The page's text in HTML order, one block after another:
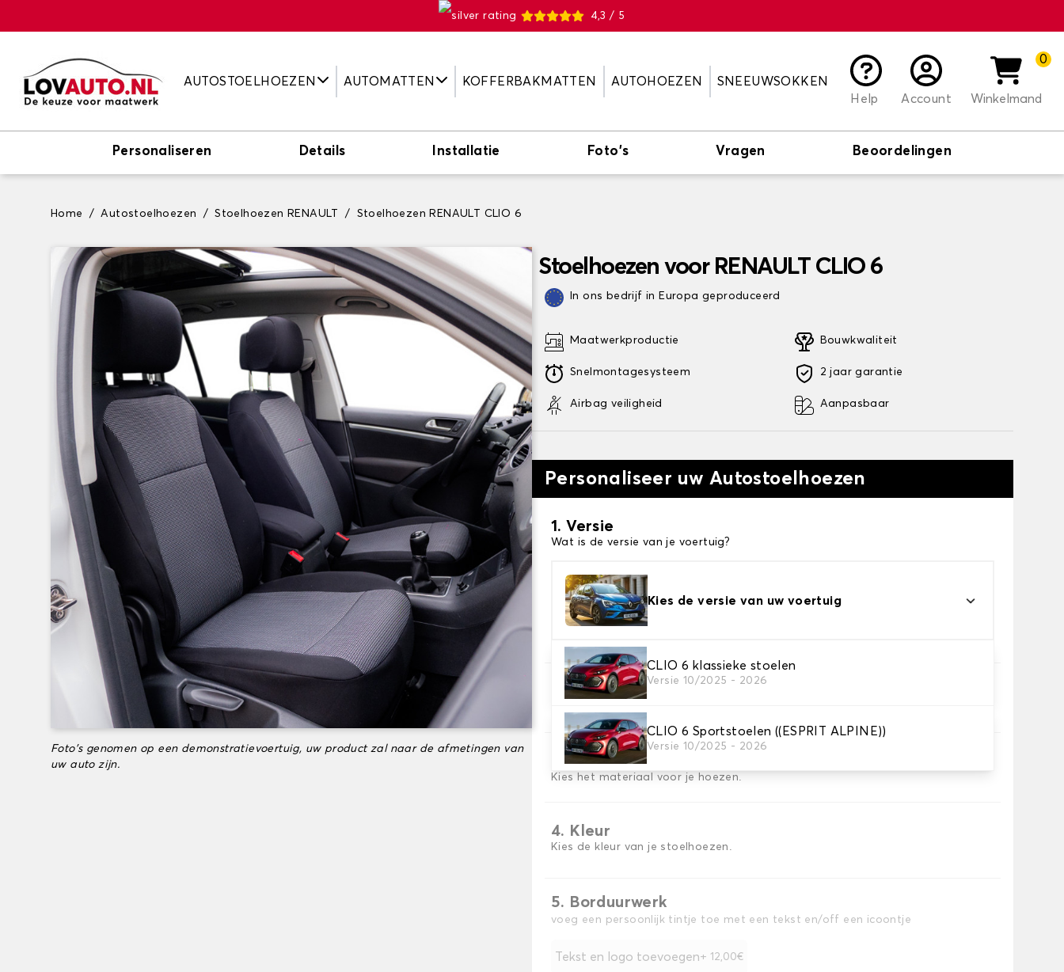
4,3 / 5
AUTOSTOELHOEZEN AUTOMATTEN KOFFERBAKMATTEN AUTOHOEZEN
SNEEUWSOKKEN
Help
Account
0
Winkelmand
Personaliseren Details Installatie Foto's Vragen Beoordelingen
Home Autostoelhoezen Stoelhoezen RENAULT Stoelhoezen RENAULT CLIO 6
Foto's genomen op een demonstratievoertuig, uw product zal naar de afmetingen van
uw auto zijn.
Stoelhoezen voor RENAULT CLIO 6
In ons bedrijf in Europa geproduceerd
Maatwerkproductie
Snelmontagesysteem
Airbag veiligheid
Bouwkwaliteit
2 jaar garantie
Aanpasbaar
Personaliseer uw Autostoelhoezen
1. Versie
Wat is de versie van je voertuig?
Kies de versie van uw voertuig
CLIO 6 klassieke stoelen
Versie 10/2025 - 2026
CLIO 6 Sportstoelen ((ESPRIT ALPINE))
Versie 10/2025 - 2026
2. Set hoezen
3. Materiaal
Kies het materiaal voor je hoezen.
4. Kleur
Kies de kleur van je stoelhoezen.
5. Borduurwerk
voeg een persoonlijk tintje toe met een tekst en/off een icoontje
Tekst en logo toevoegen + 12,00€